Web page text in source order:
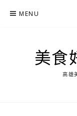
MENU
美食
高雄